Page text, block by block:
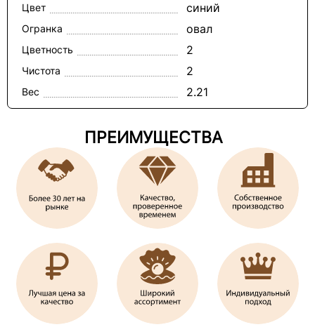
Цвет синий
Огранка овал
Цветность 2
Чистота 2
Вес 2.21
ПРЕИМУЩЕСТВА